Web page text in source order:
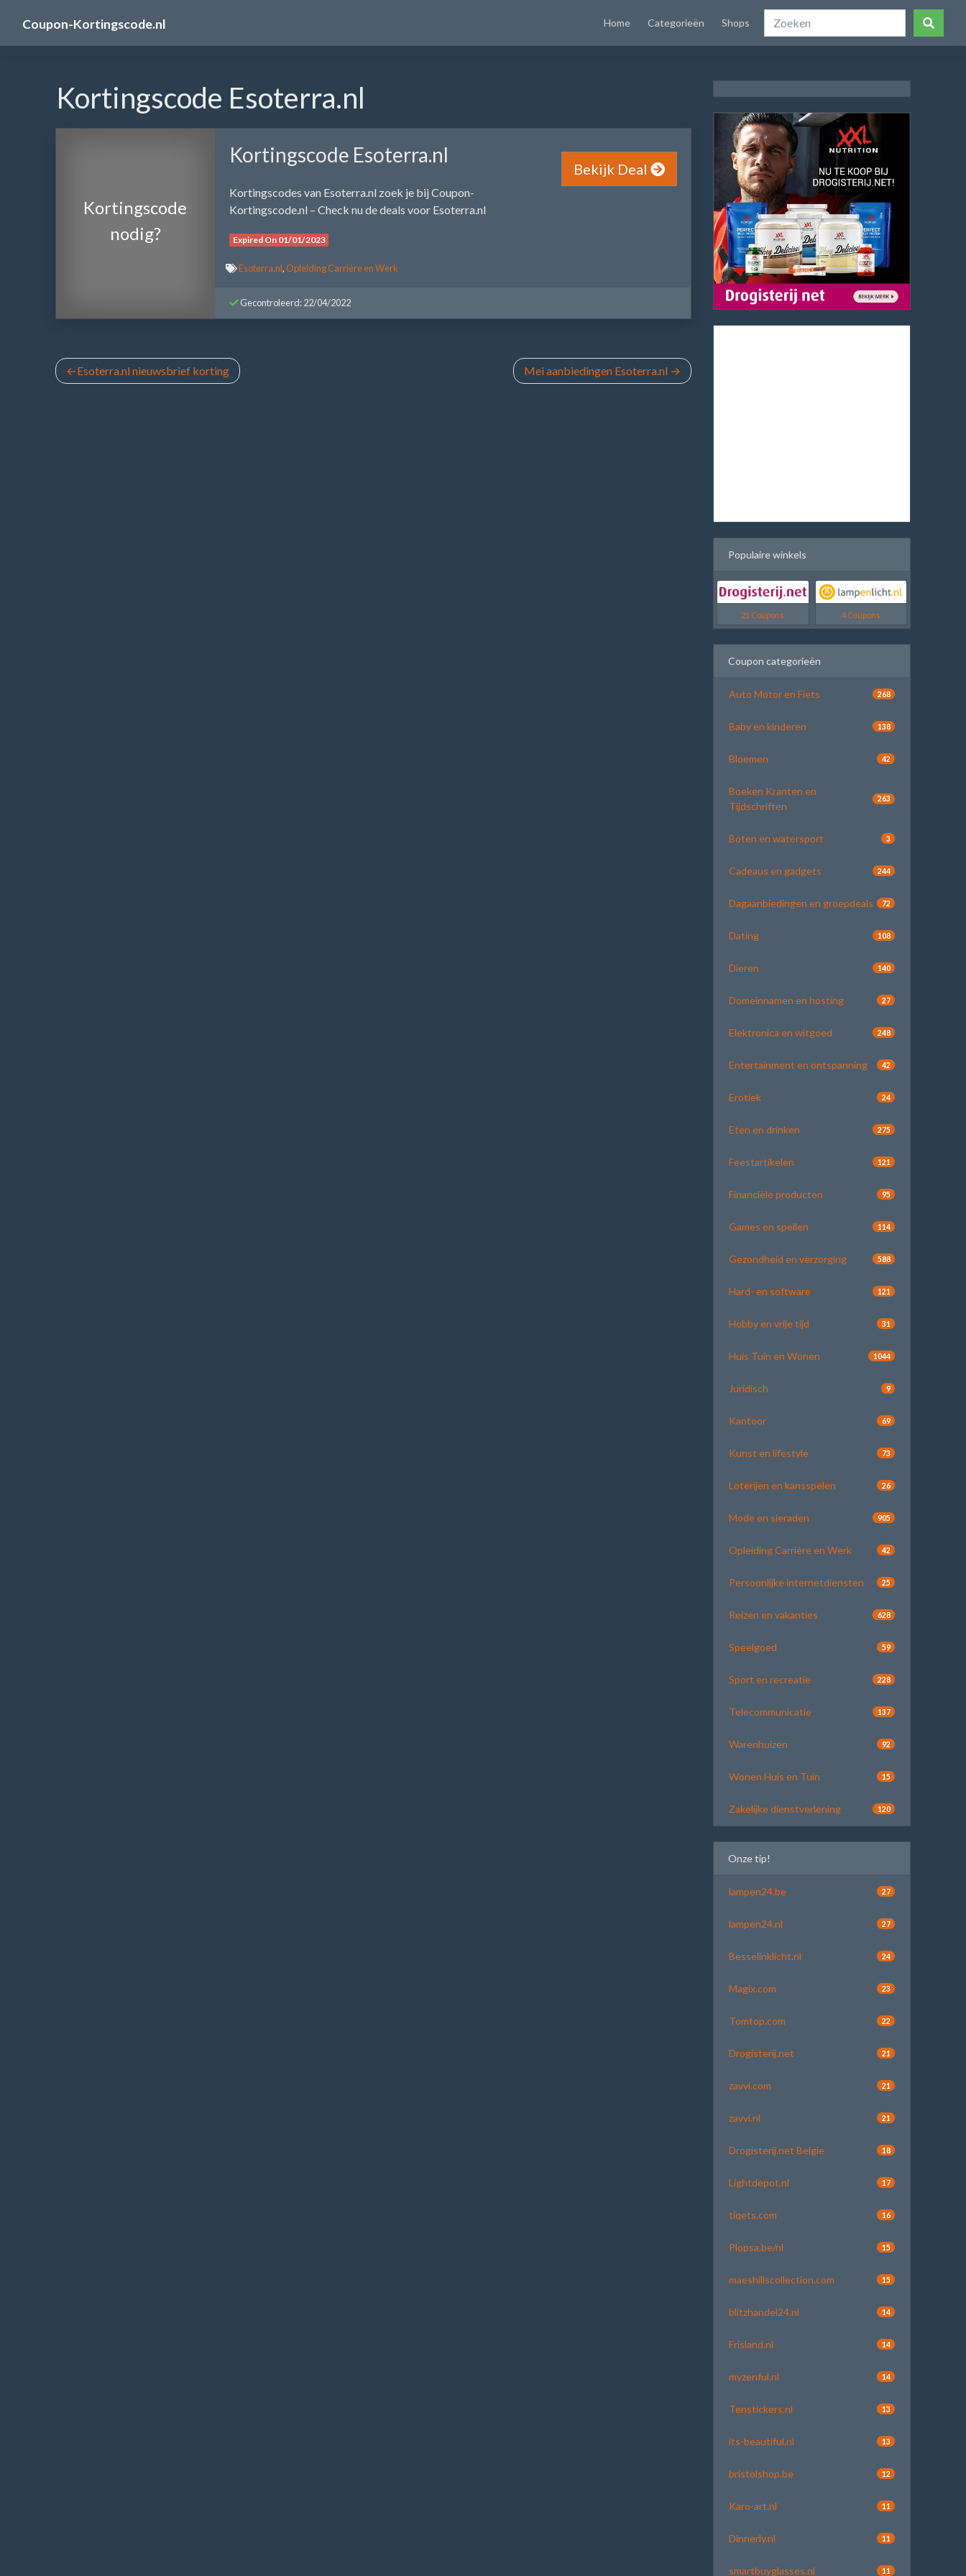
Coupon-Kortingscode.nl Home Categorieën Shops
Kortingscode Esoterra.nl
Kortingscode
nodig?
Kortingscode Esoterra.nl
Kortingscodes van Esoterra.nl zoek je bij Coupon-
Kortingscode.nl – Check nu de deals voor Esoterra.nl
Expired On 01/01/2023
Bekijk Deal
Esoterra.nl, Opleiding Carrière en Werk
Gecontroleerd: 22/04/2022
Bericht
Esoterra.nl nieuwsbrief korting Mei aanbiedingen Esoterra.nl
Populaire winkels
21 Coupons 4 Coupons
Coupon categorieën
Auto Motor en Fiets 268
Baby en kinderen 138
Bloemen 42
Boeken Kranten en
Tijdschriften
263
Boten en watersport 3
Cadeaus en gadgets 244
Dagaanbiedingen en groepdeals 72
Dating 108
Dieren 140
Domeinnamen en hosting 27
Elektronica en witgoed 248
Entertainment en ontspanning 42
Erotiek 24
Eten en drinken 275
Feestartikelen 121
Financiële producten 95
Games en spellen 114
Gezondheid en verzorging 588
Hard- en software 121
Hobby en vrije tijd 31
Huis Tuin en Wonen 1044
Juridisch 9
Kantoor 69
Kunst en lifestyle 73
Loterijen en kansspelen 26
Mode en sieraden 905
Opleiding Carrière en Werk 42
Persoonlijke internetdiensten 25
Reizen en vakanties 628
Speelgoed 59
Sport en recreatie 228
Telecommunicatie 137
Warenhuizen 92
Wonen Huis en Tuin 15
Zakelijke dienstverlening 120
Onze tip!
lampen24.be 27
lampen24.nl 27
Besselinklicht.nl 24
Magix.com 23
Tomtop.com 22
Drogisterij.net 21
zavvi.com 21
zavvi.nl 21
Drogisterij.net Belgie 18
Lightdepot.nl 17
tiqets.com 16
Plopsa.be/nl 15
maeshillscollection.com 15
blitzhandel24.nl 14
Frisland.nl 14
myzenful.nl 14
Tenstickers.nl 13
its-beautiful.nl 13
bristolshop.be 12
Karo-art.nl 11
Dinnerly.nl 11
smartbuyglasses.nl 11